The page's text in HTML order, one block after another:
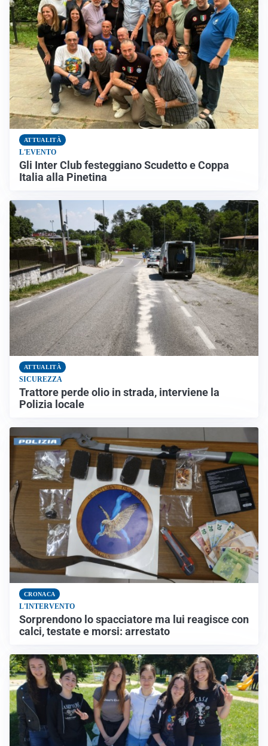
ATTUALITÀ
L'EVENTO
Gli Inter Club festeggiano Scudetto e Coppa
Italia alla Pinetina
ATTUALITÀ
SICUREZZA
Trattore perde olio in strada, interviene la
Polizia locale
CRONACA
L'INTERVENTO
Sorprendono lo spacciatore ma lui reagisce con
calci, testate e morsi: arrestato